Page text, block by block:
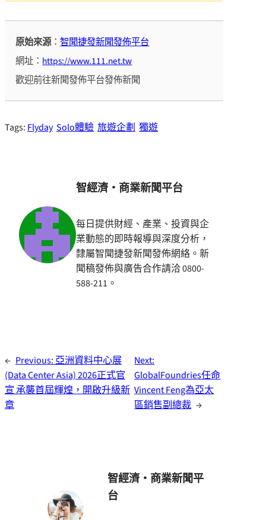
原始來源：智聞捷發新聞發佈平台
網址： https://www.111.net.tw
歡迎前往新聞發佈平台發佈新聞
Tags: Flyday Solo體驗 旅遊企劃 獨遊
智經濟・商業新聞平台
每日提供財經、產業、投資與企
業動態的即時報導與深度分析，
隸屬智聞捷發新聞發佈網絡。新
聞稿發佈與廣告合作請洽 0800-
588-211。
← Previous:亞洲資料中心展
(Data Center Asia) 2026正式官
宣 承襲首屆輝煌，開啟升級新
章
Next:
GlobalFoundries任命
Vincent Feng為亞太
區銷售副總裁 →
智經濟・商業新聞平
台